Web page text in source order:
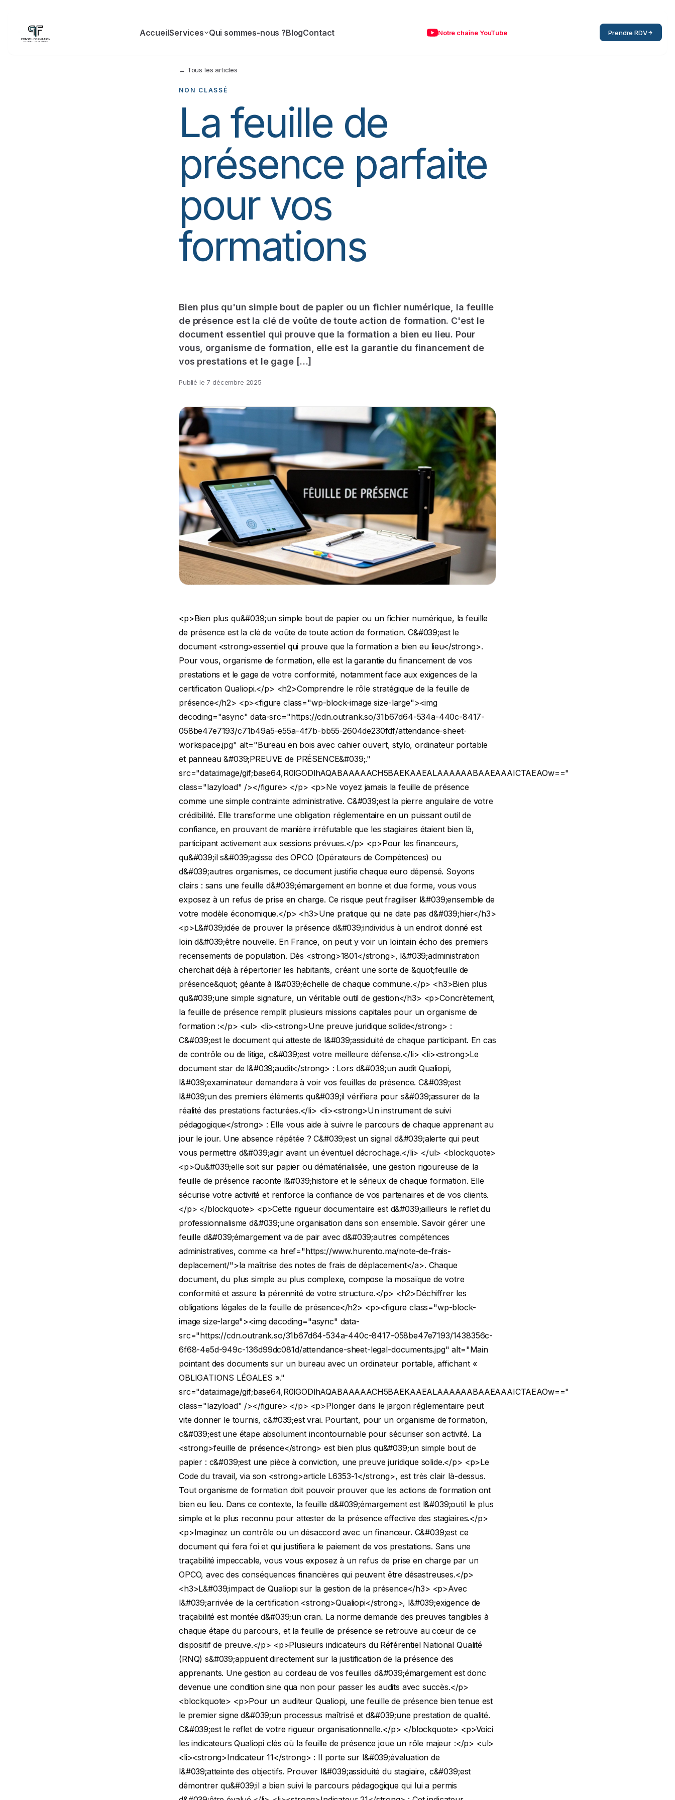
AccueilServices Qui sommes-nous ?BlogContact Notre chaîne YouTube Prendre RDV
← Tous les articles
NON CLASSÉ
La feuille de
présence parfaite
pour vos
formations
Bien plus qu'un simple bout de papier ou un fichier numérique, la feuille
de présence est la clé de voûte de toute action de formation. C'est le
document essentiel qui prouve que la formation a bien eu lieu. Pour
vous, organisme de formation, elle est la garantie du financement de
vos prestations et le gage […]
Publié le 7 décembre 2025
<p>Bien plus qu&#039;un simple bout de papier ou un fichier numérique, la feuille de présence est la clé de voûte de toute action de formation. C&#039;est le document <strong>essentiel qui prouve que la formation a bien eu lieu</strong>. Pour vous, organisme de formation, elle est la garantie du financement de vos prestations et le gage de votre conformité, notamment face aux exigences de la certification Qualiopi.</p> <h2>Comprendre le rôle stratégique de la feuille de présence</h2> <p><figure class="wp-block-image size-large"><img decoding="async" data-src="https://cdn.outrank.so/31b67d64-534a-440c-8417-058be47e7193/c71b49a5-e55a-4f7b-bb55-2604de230fdf/attendance-sheet-workspace.jpg" alt="Bureau en bois avec cahier ouvert, stylo, ordinateur portable et panneau &#039;PREUVE de PRÉSENCE&#039;." src="data:image/gif;base64,R0lGODlhAQABAAAAACH5BAEKAAEALAAAAAABAAEAAAICTAEAOw==" class="lazyload" /></figure> </p> <p>Ne voyez jamais la feuille de présence comme une simple contrainte administrative. C&#039;est la pierre angulaire de votre crédibilité. Elle transforme une obligation réglementaire en un puissant outil de confiance, en prouvant de manière irréfutable que les stagiaires étaient bien là, participant activement aux sessions prévues.</p> <p>Pour les financeurs, qu&#039;il s&#039;agisse des OPCO (Opérateurs de Compétences) ou d&#039;autres organismes, ce document justifie chaque euro dépensé. Soyons clairs : sans une feuille d&#039;émargement en bonne et due forme, vous vous exposez à un refus de prise en charge. Ce risque peut fragiliser l&#039;ensemble de votre modèle économique.</p> <h3>Une pratique qui ne date pas d&#039;hier</h3> <p>L&#039;idée de prouver la présence d&#039;individus à un endroit donné est loin d&#039;être nouvelle. En France, on peut y voir un lointain écho des premiers recensements de population. Dès <strong>1801</strong>, l&#039;administration cherchait déjà à répertorier les habitants, créant une sorte de &quot;feuille de présence&quot; géante à l&#039;échelle de chaque commune.</p> <h3>Bien plus qu&#039;une simple signature, un véritable outil de gestion</h3> <p>Concrètement, la feuille de présence remplit plusieurs missions capitales pour un organisme de formation :</p> <ul> <li><strong>Une preuve juridique solide</strong> : C&#039;est le document qui atteste de l&#039;assiduité de chaque participant. En cas de contrôle ou de litige, c&#039;est votre meilleure défense.</li> <li><strong>Le document star de l&#039;audit</strong> : Lors d&#039;un audit Qualiopi, l&#039;examinateur demandera à voir vos feuilles de présence. C&#039;est l&#039;un des premiers éléments qu&#039;il vérifiera pour s&#039;assurer de la réalité des prestations facturées.</li> <li><strong>Un instrument de suivi pédagogique</strong> : Elle vous aide à suivre le parcours de chaque apprenant au jour le jour. Une absence répétée ? C&#039;est un signal d&#039;alerte qui peut vous permettre d&#039;agir avant un éventuel décrochage.</li> </ul> <blockquote> <p>Qu&#039;elle soit sur papier ou dématérialisée, une gestion rigoureuse de la feuille de présence raconte l&#039;histoire et le sérieux de chaque formation. Elle sécurise votre activité et renforce la confiance de vos partenaires et de vos clients.</p> </blockquote> <p>Cette rigueur documentaire est d&#039;ailleurs le reflet du professionnalisme d&#039;une organisation dans son ensemble. Savoir gérer une feuille d&#039;émargement va de pair avec d&#039;autres compétences administratives, comme <a href="https://www.hurento.ma/note-de-frais-deplacement/">la maîtrise des notes de frais de déplacement</a>. Chaque document, du plus simple au plus complexe, compose la mosaïque de votre conformité et assure la pérennité de votre structure.</p> <h2>Déchiffrer les obligations légales de la feuille de présence</h2> <p><figure class="wp-block-image size-large"><img decoding="async" data-src="https://cdn.outrank.so/31b67d64-534a-440c-8417-058be47e7193/1438356c-6f68-4e5d-949c-136d99dc081d/attendance-sheet-legal-documents.jpg" alt="Main pointant des documents sur un bureau avec un ordinateur portable, affichant « OBLIGATIONS LÉGALES »." src="data:image/gif;base64,R0lGODlhAQABAAAAACH5BAEKAAEALAAAAAABAAEAAAICTAEAOw==" class="lazyload" /></figure> </p> <p>Plonger dans le jargon réglementaire peut vite donner le tournis, c&#039;est vrai. Pourtant, pour un organisme de formation, c&#039;est une étape absolument incontournable pour sécuriser son activité. La <strong>feuille de présence</strong> est bien plus qu&#039;un simple bout de papier : c&#039;est une pièce à conviction, une preuve juridique solide.</p> <p>Le Code du travail, via son <strong>article L6353-1</strong>, est très clair là-dessus. Tout organisme de formation doit pouvoir prouver que les actions de formation ont bien eu lieu. Dans ce contexte, la feuille d&#039;émargement est l&#039;outil le plus simple et le plus reconnu pour attester de la présence effective des stagiaires.</p> <p>Imaginez un contrôle ou un désaccord avec un financeur. C&#039;est ce document qui fera foi et qui justifiera le paiement de vos prestations. Sans une traçabilité impeccable, vous vous exposez à un refus de prise en charge par un OPCO, avec des conséquences financières qui peuvent être désastreuses.</p> <h3>L&#039;impact de Qualiopi sur la gestion de la présence</h3> <p>Avec l&#039;arrivée de la certification <strong>Qualiopi</strong>, l&#039;exigence de traçabilité est montée d&#039;un cran. La norme demande des preuves tangibles à chaque étape du parcours, et la feuille de présence se retrouve au cœur de ce dispositif de preuve.</p> <p>Plusieurs indicateurs du Référentiel National Qualité (RNQ) s&#039;appuient directement sur la justification de la présence des apprenants. Une gestion au cordeau de vos feuilles d&#039;émargement est donc devenue une condition sine qua non pour passer les audits avec succès.</p> <blockquote> <p>Pour un auditeur Qualiopi, une feuille de présence bien tenue est le premier signe d&#039;un processus maîtrisé et d&#039;une prestation de qualité. C&#039;est le reflet de votre rigueur organisationnelle.</p> </blockquote> <p>Voici les indicateurs Qualiopi clés où la feuille de présence joue un rôle majeur :</p> <ul> <li><strong>Indicateur 11</strong> : Il porte sur l&#039;évaluation de l&#039;atteinte des objectifs. Prouver l&#039;assiduité du stagiaire, c&#039;est démontrer qu&#039;il a bien suivi le parcours pédagogique qui lui a permis d&#039;être évalué.</li> <li><strong>Indicateur 21</strong> : Cet indicateur s&#039;intéresse à la compétence des formateurs. En mentionnant le nom de l&#039;intervenant, la feuille de présence relie directement sa prestation à une action de formation concrète.</li> <li><strong>Indicateur 26</strong> : Il s&#039;assure de la bonne exécution des prestations. La traçabilité de la présence prouve que la formation s&#039;est déroulée comme prévu, sans accroc et en respectant le programme.</li> </ul> <p>Pour creuser le sujet, n&#039;hésitez pas à consulter notre guide complet sur les <a href="https://ppf-conseil-formation.fr/blog/certification-qualiopi-documents-requis/">documents requis pour la certification Qualiopi</a>. Vous y trouverez une vue d&#039;ensemble des preuves à préparer.</p> <h3>Les mentions obligatoires à ne jamais oublier</h3> <p>Pour qu&#039;une feuille de présence soit jugée recevable par un contrôleur ou un financeur, elle doit comporter une liste bien précise d&#039;informations. Un seul oubli peut la rendre caduque et invalider tout votre travail de justification.</p> <p>Chaque mention a un rôle spécifique : identifier la formation, les participants, le formateur et certifier que l&#039;action a bien eu lieu sur la période définie.</p> <p>Ce tableau synthétise les informations indispensables à faire figurer sur toute feuille de présence pour garantir sa conformité légale et Qualiopi.</p> <table> <thead> <tr> <th align="left">Synthèse des mentions obligatoires sur une feuille de présence</th> <th align="left"></th> <th align="left"></th> </tr> </thead> <tbody> <tr> <td align="left"><strong>Mention obligatoire</strong></td> <td align="left"><strong>Description et justification</strong></td> <td align="left"><strong>Exemple concret</strong></td> </tr> <tr> <td align="left"><strong>Intitulé de la formation</strong></td> <td align="left">Permet d&#039;identifier sans ambiguïté l&#039;action concernée.</td> <td align="left">&quot;Formation Excel &#8211; Niveau Avancé&quot;</td> </tr> <tr> <td align="left"><strong>Dates et horaires</strong></td> <td align="left">Prouve le déroulement de la session sur des créneaux précis (matin/après-midi).</td> <td align="left">&quot;14/10/2024 &#8211; 9h00-12h30 et 14h00-17h30&quot;</td> </tr> <tr> <td align="left"><strong>Durée totale</strong></td> <td align="left">Confirme que le volume d&#039;heures contractualisé a été respecté.</td> <td align="left">&quot;Durée totale : 14 heures&quot;</td> </tr> <tr> <td align="left"><strong>Nom de l&#039;organisme</strong></td> <td align="left">Identifie le prestataire responsable de l&#039;action de formation.</td> <td align="left">&quot;OF Conseil &amp; Formation SAS&quot;</td> </tr> <tr> <td align="left"><strong>Noms des stagiaires</strong></td> <td align="left">Liste les participants attendus pour cette session.</td> <td align="left">&quot;Liste des participants : M. Dupont, Mme Martin&#8230;&quot;</td> </tr> <tr> <td align="left"><strong>Signature des stagiaires</strong></td> <td align="left">Preuve irréfutable de la présence de chaque participant (par demi-journée).</td> <td align="left">Une signature manuscrite ou électronique certifiée.</td> </tr> <tr> <td align="left"><strong>Nom et signature du formateur</strong></td> <td align="left">Atteste que le formateur a bien animé la session et en assume la responsabilité.</td> <td align="left">Une signature manuscrite ou électronique certifiée.</td> </tr> </tbody> </table> <p>Ces éléments forment le squelette d&#039;une feuille de présenc